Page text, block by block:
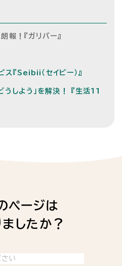
報！『ガリバー』
『Seibii（セイビー）』
うしよう」を解決！ 『生活11
ページは
したか？